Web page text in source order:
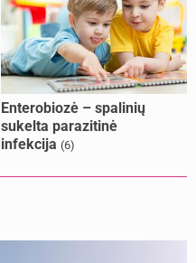
Enterobiozė – spalinių
sukelta parazitinė
infekcija (6)